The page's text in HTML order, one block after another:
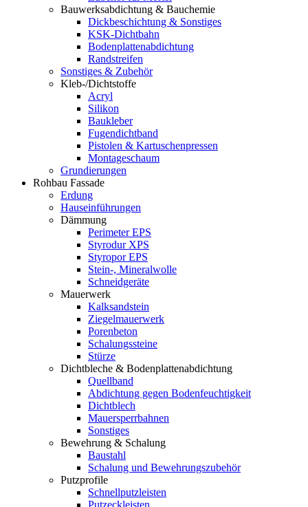
Bauwerksabdichtung & Bauchemie
Dickbeschichtung & Sonstiges
KSK-Dichtbahn
Bodenplattenabdichtung
Randstreifen
Sonstiges & Zubehör
Kleb-/Dichtstoffe
Acryl
Silikon
Baukleber
Fugendichtband
Pistolen & Kartuschenpressen
Montageschaum
Grundierungen
Rohbau Fassade
Erdung
Hauseinführungen
Dämmung
Perimeter EPS
Styrodur XPS
Styropor EPS
Stein-, Mineralwolle
Schneidgeräte
Mauerwerk
Kalksandstein
Ziegelmauerwerk
Porenbeton
Schalungssteine
Stürze
Dichtbleche & Bodenplattenabdichtung
Quellband
Abdichtung gegen Bodenfeuchtigkeit
Dichtblech
Mauersperrbahnen
Sonstiges
Bewehrung & Schalung
Baustahl
Schalung und Bewehrungszubehör
Putzprofile
Schnellputzleisten
Putzeckleisten